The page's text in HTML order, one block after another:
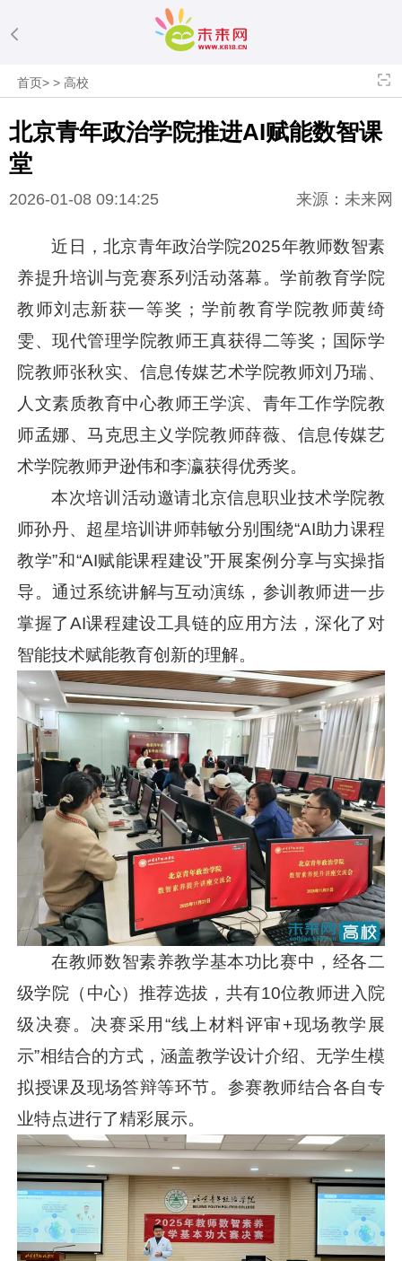
首页>>高校
北京青年政治学院推进AI赋能数智课
堂
2026-01-08 09:14:25 来源：未来网
近日，北京青年政治学院2025年教师数智素
养提升培训与竞赛系列活动落幕。学前教育学院
教师刘志新获一等奖；学前教育学院教师黄绮
雯、现代管理学院教师王真获得二等奖；国际学
院教师张秋实、信息传媒艺术学院教师刘乃瑞、
人文素质教育中心教师王学滨、青年工作学院教
师孟娜、马克思主义学院教师薛薇、信息传媒艺
术学院教师尹逊伟和李瀛获得优秀奖。
本次培训活动邀请北京信息职业技术学院教
师孙丹、超星培训讲师韩敏分别围绕“AI助力课程
教学”和“AI赋能课程建设”开展案例分享与实操指
导。通过系统讲解与互动演练，参训教师进一步
掌握了AI课程建设工具链的应用方法，深化了对
智能技术赋能教育创新的理解。
在教师数智素养教学基本功比赛中，经各二
级学院（中心）推荐选拔，共有10位教师进入院
级决赛。决赛采用“线上材料评审+现场教学展
示”相结合的方式，涵盖教学设计介绍、无学生模
拟授课及现场答辩等环节。参赛教师结合各自专
业特点进行了精彩展示。